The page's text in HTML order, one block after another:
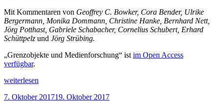
Mit Kommentaren von Geoffrey C. Bowker, Cora Bender, Ulrike
Bergermann, Monika Dommann, Christine Hanke, Bernhard Nett,
Jörg Potthast, Gabriele Schabacher, Cornelius Schubert, Erhard
Schüttpelz und Jörg Strübing.
„Grenzobjekte und Medienforschung“ ist im Open Access
verfügbar.
„Grenzobjekte
Medienforschung“
weiterlesen
Veröffentlicht
7. Oktober 201719. Oktober 2017